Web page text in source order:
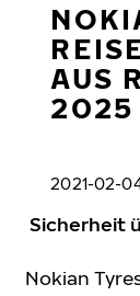
AUS
2025
2021-02-
Sicherheit
Nokian